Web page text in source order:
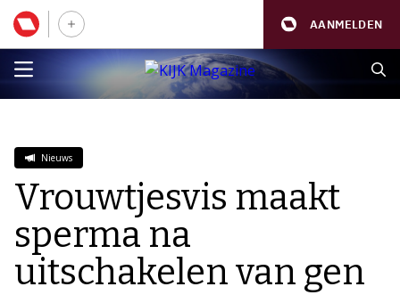
AANMELDEN
Nieuws
Vrouwtjesvis maakt
sperma na
uitschakelen van gen